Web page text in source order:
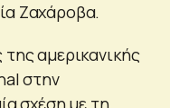
Ζαχάροβα.
αμερικανικής
στην